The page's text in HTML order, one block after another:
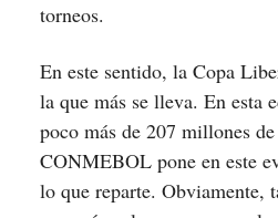
torneos.
En este sentido, la Copa
la que más se lleva. En esta
poco más de 207 millones
CONMEBOL pone en este
lo que reparte. Obviamente,